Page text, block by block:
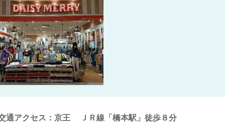
通アクセス：京王 ＪＲ線「橋本駅」徒歩８分